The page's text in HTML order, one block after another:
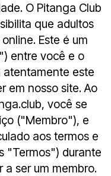
O Pitanga Club
que adultos
Este é um
entre você e o
atentamente este
em nosso site. Ao
você se
("Membro"), e
aos termos e
"Termos") durante
ser um membro.